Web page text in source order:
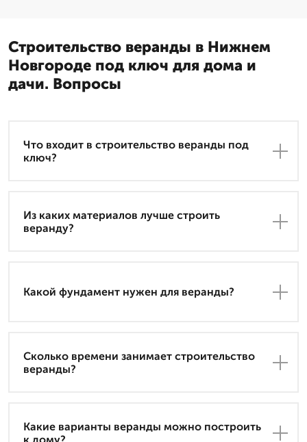
Строительство веранды в Нижнем
Новгороде под ключ для дома и
дачи. Вопросы
Что входит в строительство веранды под
ключ?
Из каких материалов лучше строить
веранду?
Какой фундамент нужен для веранды?
Сколько времени занимает строительство
веранды?
Какие варианты веранды можно построить